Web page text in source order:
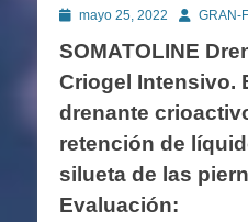
Publicado
mayo 25, 2022 AutorGRAN-
SOMATOLINE
Criogel Intensivo.
drenante
retención de
silueta de las
Evaluación: